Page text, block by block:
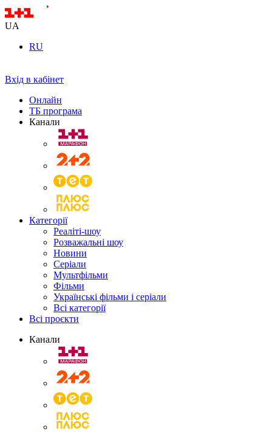
UA
RU
Вхід в кабінет
Онлайн
ТБ програма
Канали
Категорії
Реаліті-шоу
Розважальні шоу
Новини
Серіали
Мультфільми
Фільми
Українські фільми і серіали
Всі категорії
Всі проєкти
Канали